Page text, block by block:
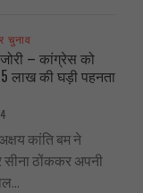
चुनाव
– कांग्रेस को
लाख की घड़ी पहनता
कांति बम ने
सीना ठोंककर अपनी